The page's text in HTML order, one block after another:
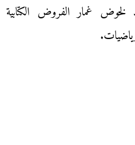
لخوض غمار الفروض الكتابية